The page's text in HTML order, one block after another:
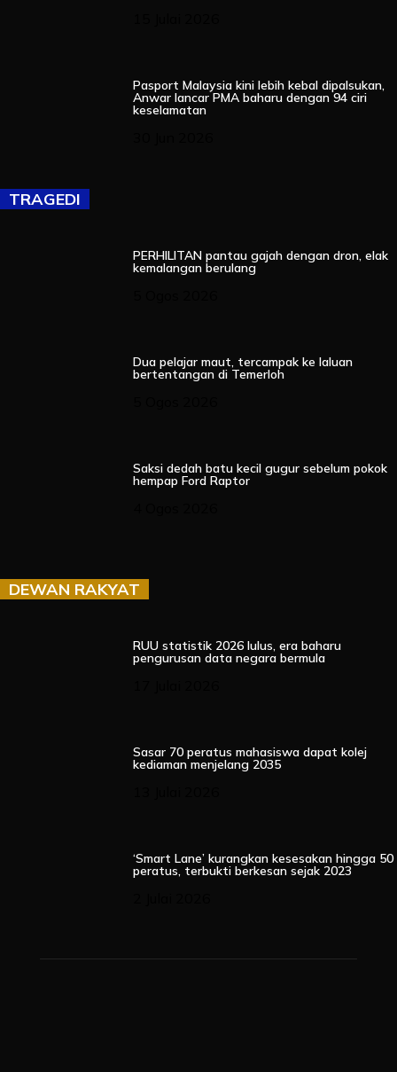
Pasport Malaysia kini lebih kebal dipalsukan,
Anwar lancar PMA baharu dengan 94 ciri
keselamatan
TRAGEDI
PERHILITAN pantau gajah dengan dron, elak
kemalangan berulang
Dua pelajar maut, tercampak ke laluan
bertentangan di Temerloh
Saksi dedah batu kecil gugur sebelum pokok
hempap Ford Raptor
DEWAN RAKYAT
RUU statistik 2026 lulus, era baharu
pengurusan data negara bermula
Sasar 70 peratus mahasiswa dapat kolej
kediaman menjelang 2035
‘Smart Lane’ kurangkan kesesakan hingga 50
peratus, terbukti berkesan sejak 2023